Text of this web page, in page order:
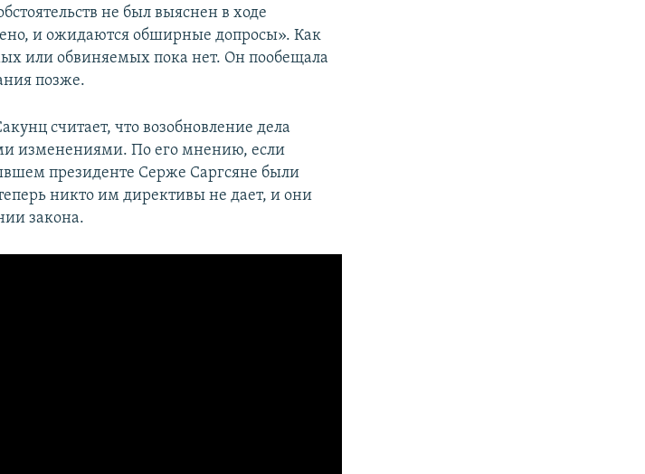
не был выяснен в ходе
и ожидаются обширные допросы». Как
или обвиняемых пока нет. Он пообещала
позже.
считает, что возобновление дела
изменениями. По его мнению, если
президенте Серже Саргсяне были
никто им директивы не дает, и они
закона.